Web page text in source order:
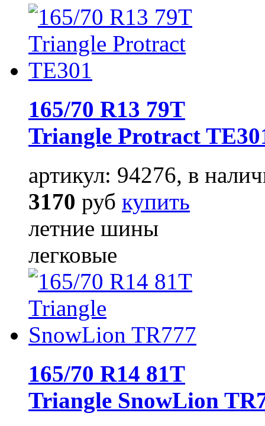
165/70 R13 79T
Triangle Protract
артикул: 94276, в
3170 руб купить
летние шины
легковые
165/70 R14 81T
Triangle SnowLion